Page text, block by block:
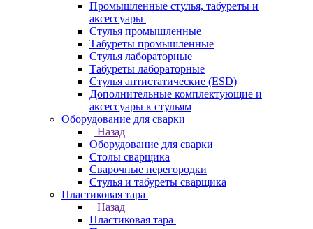
Промышленные стулья, табуреты и
аксессуары
Стулья промышленные
Табуреты промышленные
Стулья лабораторные
Табуреты лабораторные
Стулья антистатические (ESD)
Дополнительные комплектующие и
аксессуары к стульям
Оборудование для сварки
Назад
Оборудование для сварки
Столы сварщика
Сварочные перегородки
Стулья и табуреты сварщика
Пластиковая тара
Назад
Пластиковая тара